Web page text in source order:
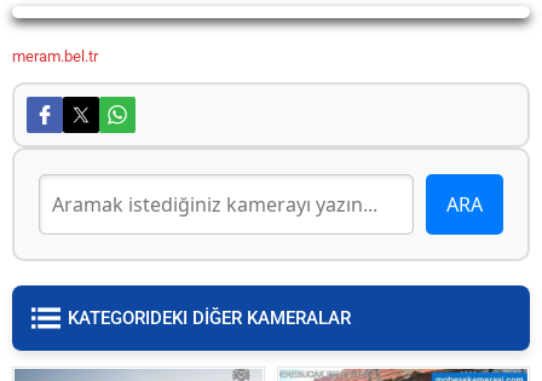
Yayın Yükleniyor...
meram.bel.tr
KATEGORIDEKI DİĞER KAMERALAR